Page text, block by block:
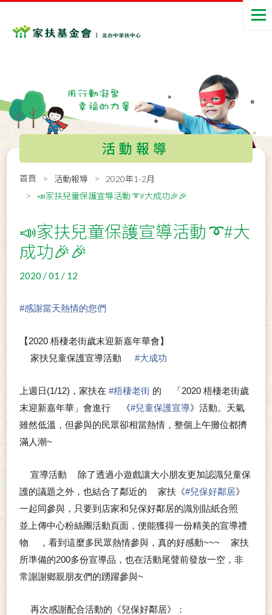
活動報導
首頁 活動報導
2020年1-2月
📣家扶兒童保護宣導活動 ➰#大成功🎉🎉
📣家扶兒童保護宣導活動 ➰#大
成功🎉🎉
2020 / 01 / 12
#感謝當天熱情的您們
【2020 梧棲老街歲末迎新嘉年華會】
家扶兒童保護宣導活動 #大成功
上週日(1/12)，家扶在 #梧棲老街 的
「2020 梧棲老街歲
末迎新嘉年華」會進行
《#兒童保護宣導》活動。天氣
雖然低溫，但參與的民眾卻相當熱情，整個上午攤位都擠
滿人潮~
宣導活動
除了透過小遊戲讓大小朋友更加認識兒童保
護的議題之外，也結合了鄰近的
家扶《#兒保好鄰居》
一起同參與，只要到店家和兒保好鄰居的識別貼紙合照
並上傳中心粉絲團活動頁面，便能獲得一份精美的宣導禮
物
，看到這麼多民眾熱情參與，真的好感動~~~
家扶
所準備的200多份宣導品，也在活動尾聲前發放一空，非
常謝謝鄉親朋友們的踴躍參與~
再次感謝配合活動的《兒保好鄰居》：